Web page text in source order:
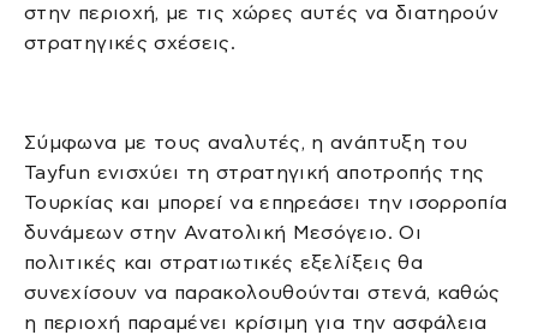
στην περιοχή, με τις χώρες αυτές να διατηρούν
στρατηγικές σχέσεις.
Σύμφωνα με τους αναλυτές, η ανάπτυξη του
Tayfun ενισχύει τη στρατηγική αποτροπής της
Τουρκίας και μπορεί να επηρεάσει την ισορροπία
δυνάμεων στην Ανατολική Μεσόγειο. Οι
πολιτικές και στρατιωτικές εξελίξεις θα
συνεχίσουν να παρακολουθούνται στενά, καθώς
η περιοχή παραμένει κρίσιμη για την ασφάλεια